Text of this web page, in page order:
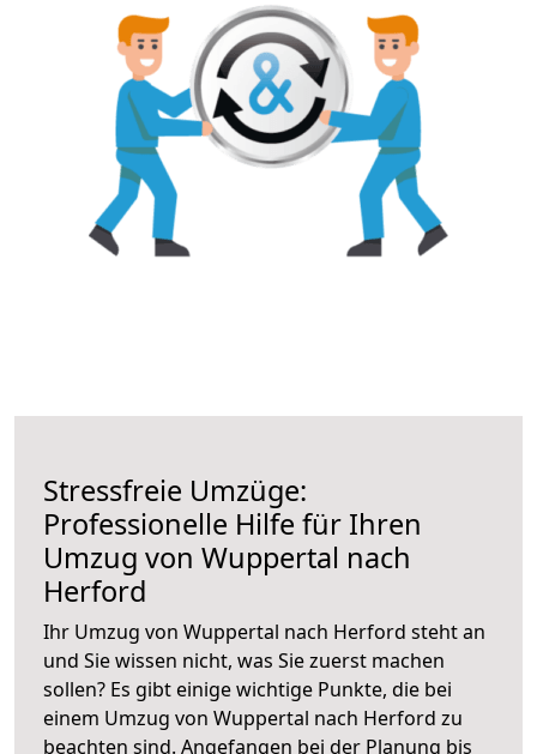
Stressfreie Umzüge:
Professionelle Hilfe für Ihren
Umzug von Wuppertal nach
Herford
Ihr Umzug von Wuppertal nach Herford steht an
und Sie wissen nicht, was Sie zuerst machen
sollen? Es gibt einige wichtige Punkte, die bei
einem Umzug von Wuppertal nach Herford zu
beachten sind. Angefangen bei der Planung bis